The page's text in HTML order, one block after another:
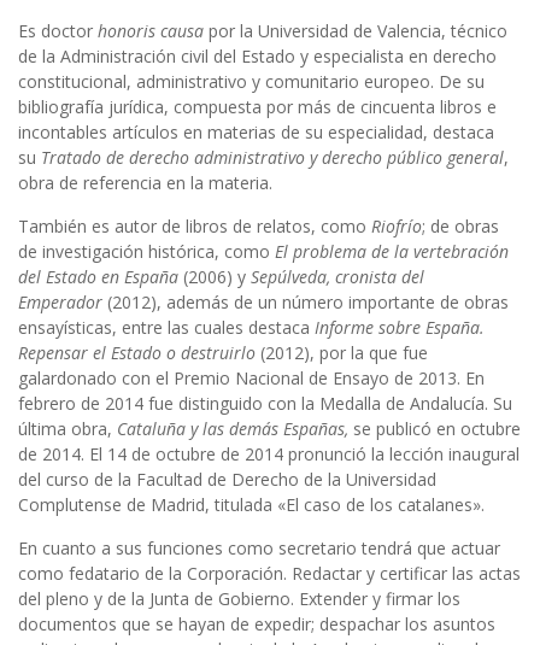
Es doctor honoris causa por la Universidad de Valencia, técnico
de la Administración civil del Estado y especialista en derecho
constitucional, administrativo y comunitario europeo. De su
bibliografía jurídica, compuesta por más de cincuenta libros e
incontables artículos en materias de su especialidad, destaca
su Tratado de derecho administrativo y derecho público general,
obra de referencia en la materia.
También es autor de libros de relatos, como Riofrío; de obras
de investigación histórica, como El problema de la vertebración
del Estado en España (2006) y Sepúlveda, cronista del
Emperador (2012), además de un número importante de obras
ensayísticas, entre las cuales destaca Informe sobre España.
Repensar el Estado o destruirlo (2012), por la que fue
galardonado con el Premio Nacional de Ensayo de 2013. En
febrero de 2014 fue distinguido con la Medalla de Andalucía. Su
última obra, Cataluña y las demás Españas, se publicó en octubre
de 2014. El 14 de octubre de 2014 pronunció la lección inaugural
del curso de la Facultad de Derecho de la Universidad
Complutense de Madrid, titulada «El caso de los catalanes».
En cuanto a sus funciones como secretario tendrá que actuar
como fedatario de la Corporación. Redactar y certificar las actas
del pleno y de la Junta de Gobierno. Extender y firmar los
documentos que se hayan de expedir; despachar los asuntos